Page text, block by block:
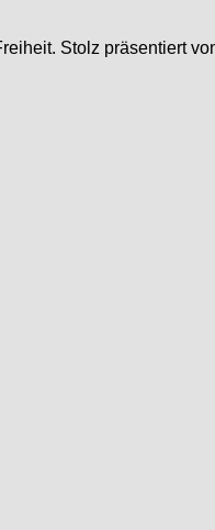
Stolz präsentiert